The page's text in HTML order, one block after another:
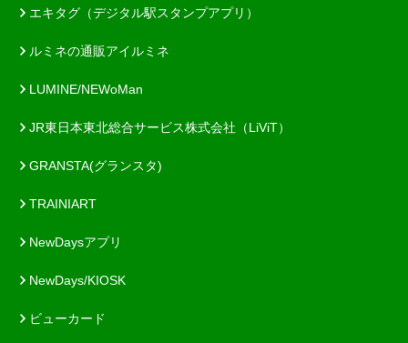
エキタグ（デジタル駅スタンプアプリ）
ルミネの通販アイルミネ
LUMINE/NEWoMan
JR東日本東北総合サービス株式会社（LiViT）
GRANSTA(グランスタ)
TRAINIART
NewDaysアプリ
NewDays/KIOSK
ビューカード